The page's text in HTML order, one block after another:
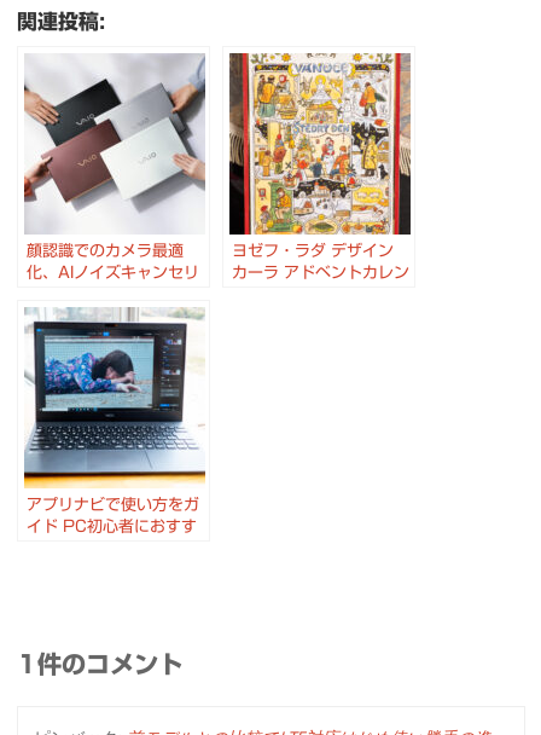
関連投稿:
顔認識でのカメラ最適
化、AIノイズキャンセリ
イン・パフォーマンスに
も優れたこだわりのノー
トパソコン VAIO SX14
ヨゼフ・ラダ デザイン
カーラ アドベントカレン
アプリナビで使い方をガ
イド PC初心者におすす
1件のコメント